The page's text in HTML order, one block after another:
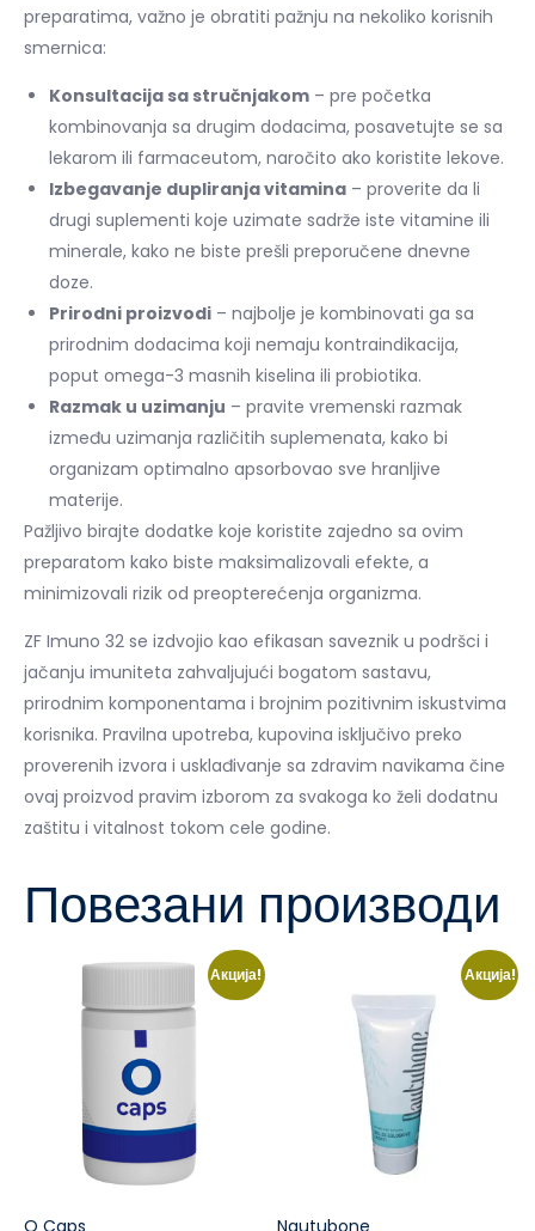
preparatima, važno je obratiti pažnju na nekoliko korisnih
smernica:
Konsultacija sa stručnjakom – pre početka
kombinovanja sa drugim dodacima, posavetujte se sa
lekarom ili farmaceutom, naročito ako koristite lekove.
Izbegavanje dupliranja vitamina – proverite da li
drugi suplementi koje uzimate sadrže iste vitamine ili
minerale, kako ne biste prešli preporučene dnevne
doze.
Prirodni proizvodi – najbolje je kombinovati ga sa
prirodnim dodacima koji nemaju kontraindikacija,
poput omega-3 masnih kiselina ili probiotika.
Razmak u uzimanju – pravite vremenski razmak
između uzimanja različitih suplemenata, kako bi
organizam optimalno apsorbovao sve hranljive
materije.
Pažljivo birajte dodatke koje koristite zajedno sa ovim
preparatom kako biste maksimalizovali efekte, a
minimizovali rizik od preopterećenja organizma.
ZF Imuno 32 se izdvojio kao efikasan saveznik u podršci i
jačanju imuniteta zahvaljujući bogatom sastavu,
prirodnim komponentama i brojnim pozitivnim iskustvima
korisnika. Pravilna upotreba, kupovina isključivo preko
proverenih izvora i usklađivanje sa zdravim navikama čine
ovaj proizvod pravim izborom za svakoga ko želi dodatnu
zaštitu i vitalnost tokom cele godine.
Повезани производи
Акција! Акција!